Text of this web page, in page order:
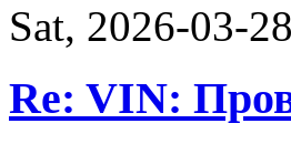
Sat, 2026-03-
Re: VIN: